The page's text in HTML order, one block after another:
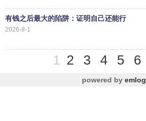
有钱之后最大的陷阱：证明自己还能行
2026-8-1
1 2 3 4 5 6
powered by emlog